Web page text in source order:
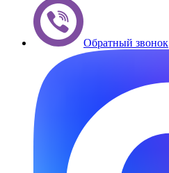
Обратный звонок